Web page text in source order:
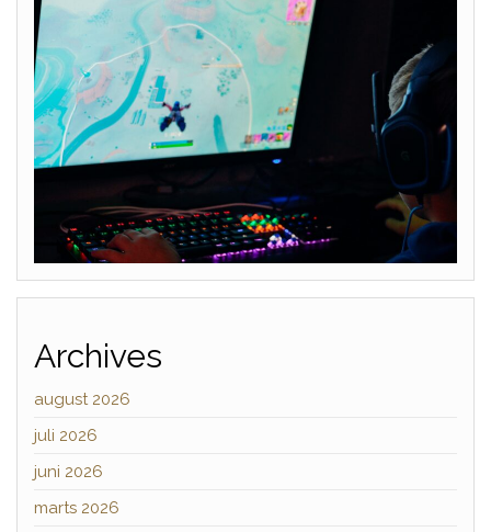
Archives
august 2026
juli 2026
juni 2026
marts 2026